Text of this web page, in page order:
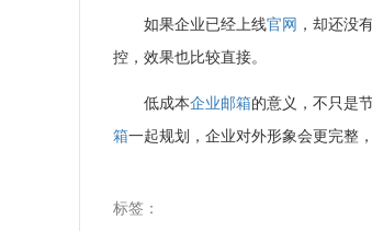
如果企业已经上线官网 ，却还没
控，效果也比较直接。
低成本企业邮箱的意义，不只是
箱一起规划，企业对外形象会更完整
标签：